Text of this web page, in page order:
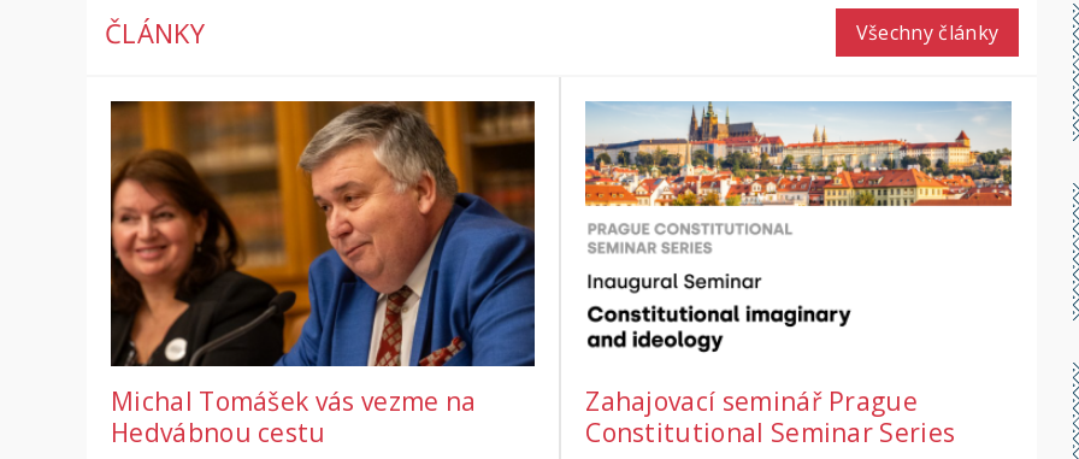
ČLÁNKY Všechny články
Michal Tomášek vás vezme na
Hedvábnou cestu
Zahajovací seminář Prague
Constitutional Seminar Series